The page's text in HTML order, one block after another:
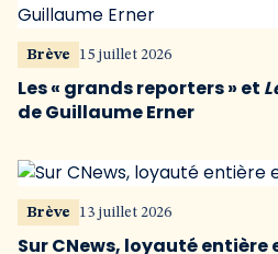
Brève 15 juillet 2026
Les « grands reporters » et
de Guillaume Erner
Brève 13 juillet 2026
Sur CNews, loyauté entière